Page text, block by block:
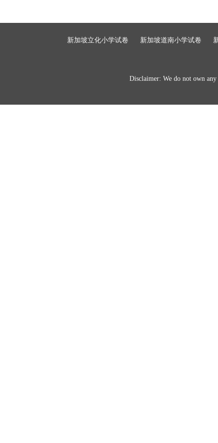
新加坡立化小学试卷 新加坡道南小学试卷
Disclaimer: We do not own